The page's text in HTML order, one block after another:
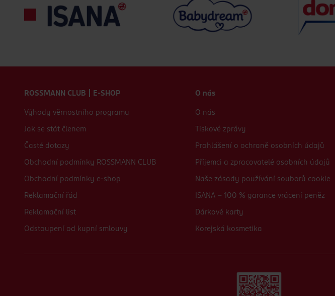
ROSSMANN CLUB | E-SHOP
Výhody věrnostního programu
Jak se stát členem
Časté dotazy
Obchodní podmínky ROSSMANN CLUB
Obchodní podmínky e-shop
Reklamační řád
Reklamační list
Odstoupení od kupní smlouvy
O nás
O nás
Tiskové zprávy
Prohlášení o ochraně osobních údajů
Příjemci a zpracovatelé osobních údajů
Naše zásady používání souborů cookie
ISANA - 100 % garance vrácení peněz
Dárkové karty
Korejská kosmetika